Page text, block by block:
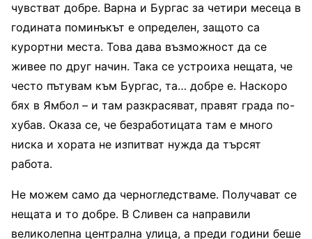
чувстват добре. Варна и Бургас за четири месеца в
годината поминъкът е определен, защото са
курортни места. Това дава възможност да се
живее по друг начин. Така се устроиха нещата, че
често пътувам към Бургас, та… добре е. Наскоро
бях в Ямбол – и там разкрасяват, правят града по-
хубав. Оказа се, че безработицата там е много
ниска и хората не изпитват нужда да търсят
работа.
Не можем само да черногледстваме. Получават се
нещата и то добре. В Сливен са направили
великолепна централна улица, а преди години беше